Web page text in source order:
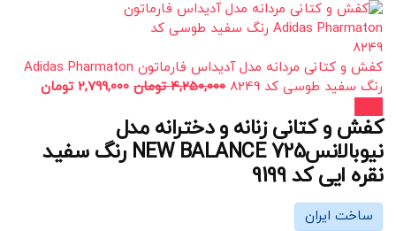
کفش و کتانی مردانه مدل آدیداس فارماتون Adidas Pharmaton
رنگ سفید طوسی کد 8249
4,250,000 تومان 2,799,000 تومان
کفش و کتانی زنانه و دخترانه مدل
نیوبالانس725 NEW BALANCE رنگ سفید
نقره ایی کد 9199
ساخت ایران